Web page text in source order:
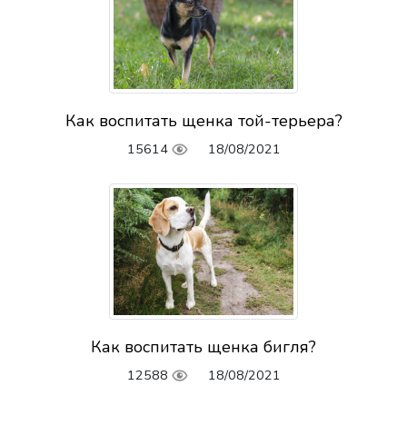
Как воспитать щенка той-терьера?
15614 18/08/2021
Как воспитать щенка бигля?
12588 18/08/2021